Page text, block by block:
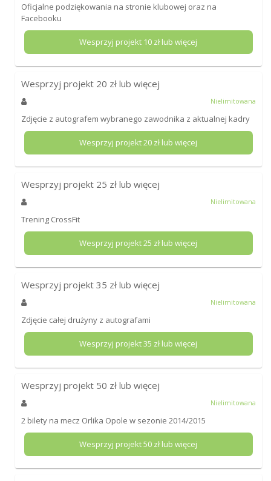
Oficjalne podziękowania na stronie klubowej oraz na
Facebooku
Wesprzyj projekt 10 zł lub więcej
Wesprzyj projekt 20 zł lub więcej
Nielimitowana
Zdjęcie z autografem wybranego zawodnika z aktualnej kadry
Wesprzyj projekt20 zł lub więcej
Wesprzyj projekt 25 zł lub więcej
Nielimitowana
Trening CrossFit
Wesprzyj projekt25 zł lub więcej
Wesprzyj projekt 35 zł lub więcej
Nielimitowana
Zdjęcie całej drużyny z autografami
Wesprzyj projekt35 zł lub więcej
Wesprzyj projekt 50 zł lub więcej
Nielimitowana
2 bilety na mecz Orlika Opole w sezonie 2014/2015
Wesprzyj projekt50 zł lub więcej